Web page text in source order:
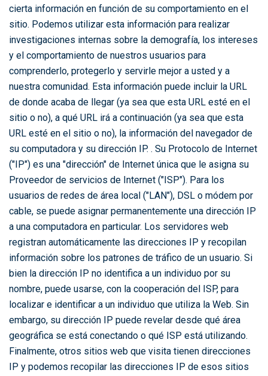
cierta información en función de su comportamiento en el
sitio. Podemos utilizar esta información para realizar
investigaciones internas sobre la demografía, los intereses
y el comportamiento de nuestros usuarios para
comprenderlo, protegerlo y servirle mejor a usted y a
nuestra comunidad. Esta información puede incluir la URL
de donde acaba de llegar (ya sea que esta URL esté en el
sitio o no), a qué URL irá a continuación (ya sea que esta
URL esté en el sitio o no), la información del navegador de
su computadora y su dirección IP. . Su Protocolo de Internet
("IP") es una "dirección" de Internet única que le asigna su
Proveedor de servicios de Internet ("ISP"). Para los
usuarios de redes de área local ("LAN"), DSL o módem por
cable, se puede asignar permanentemente una dirección IP
a una computadora en particular. Los servidores web
registran automáticamente las direcciones IP y recopilan
información sobre los patrones de tráfico de un usuario. Si
bien la dirección IP no identifica a un individuo por su
nombre, puede usarse, con la cooperación del ISP, para
localizar e identificar a un individuo que utiliza la Web. Sin
embargo, su dirección IP puede revelar desde qué área
geográfica se está conectando o qué ISP está utilizando.
Finalmente, otros sitios web que visita tienen direcciones
IP y podemos recopilar las direcciones IP de esos sitios